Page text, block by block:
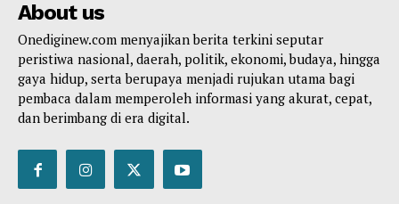
About us
Onediginew.com menyajikan berita terkini seputar
peristiwa nasional, daerah, politik, ekonomi, budaya, hingga
gaya hidup, serta berupaya menjadi rujukan utama bagi
pembaca dalam memperoleh informasi yang akurat, cepat,
dan berimbang di era digital.